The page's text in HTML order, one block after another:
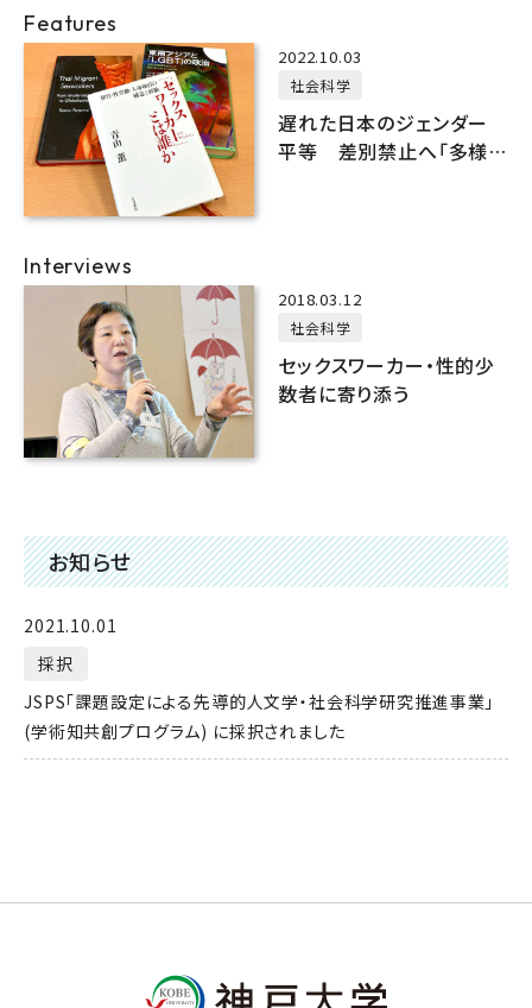
Features
2022.10.03
社会科学
遅れた日本のジェンダー
平等 差別禁止へ「多様
Interviews
2018.03.12
社会科学
セックスワーカー・性的少
数者に寄り添う
お知らせ
2021.10.01
採択
JSPS「課題設定による先導的人文学・社会科学研究推進事業」
(学術知共創プログラム) に採択されました